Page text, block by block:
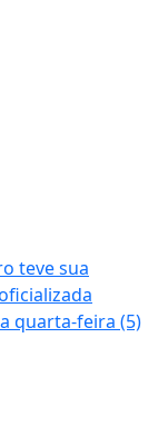
teve sua
quarta-feira (5)